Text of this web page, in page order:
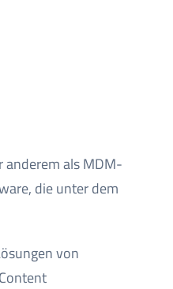
anderem als MDM-
die unter dem
von